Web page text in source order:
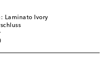
Laminato Ivory